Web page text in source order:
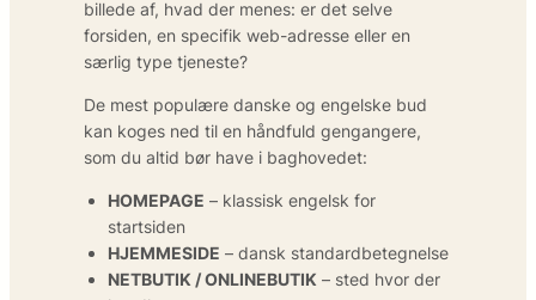
billede af, hvad der menes: er det selve
forsiden, en specifik web-adresse eller en
særlig type tjeneste?
De mest populære danske og engelske bud
kan koges ned til en håndfuld gengangere,
som du altid bør have i baghovedet:
HOMEPAGE – klassisk engelsk for
startsiden
HJEMMESIDE – dansk standardbetegnelse
NETBUTIK / ONLINEBUTIK – sted hvor der